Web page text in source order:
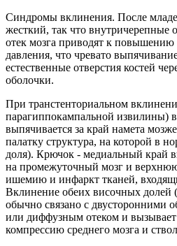
Синдромы вклинения. После
жесткий, так что внутричерепные
отек мозга приводят к повышению
давления, что чревато
естественные отверстия костей
оболочки.
При транстенториальном
парагиппокампальной извилины)
выпячивается за край намета
палатку структура, на которой в
доля). Крючок - медиальный край
на промежуточный мозг и
ишемию и инфаркт тканей,
Вклинение обеих височных долей
обычно связано с двусторонними
или диффузным отеком и
компрессию среднего мозга и